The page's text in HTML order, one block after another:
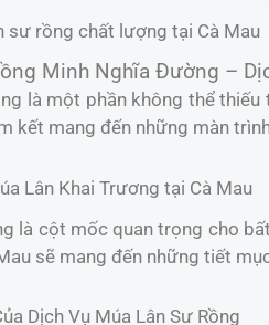
sư rồng chất lượng tại Cà Mau
Minh Nghĩa Đường –
là một phần không thể
kết mang đến những màn
Lân Khai Trương tại Cà Mau
là cột mốc quan trọng cho
sẽ mang đến những tiết
Dịch Vụ Múa Lân Sư Rồng